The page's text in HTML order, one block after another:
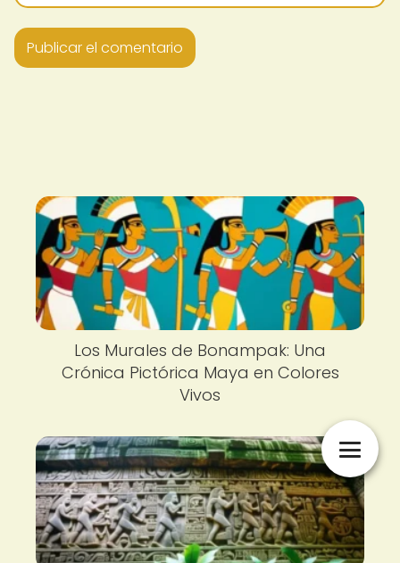
Los Murales de Bonampak: Una
Crónica Pictórica Maya en Colores
Vivos